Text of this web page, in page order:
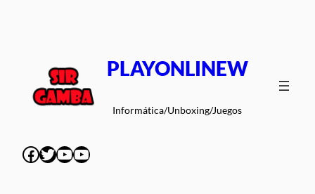
PLAYONLINEW
Informática/Unboxing/Juegos
Facebook
Twitter
YouTube
YouTube